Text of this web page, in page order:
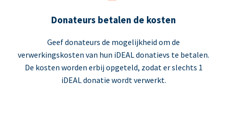
Donateurs betalen de kosten
Geef donateurs de mogelijkheid om de
verwerkingskosten van hun iDEAL donatievs te betalen.
De kosten worden erbij opgeteld, zodat er slechts 1
iDEAL donatie wordt verwerkt.